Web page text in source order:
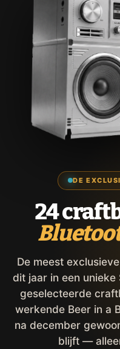
DE
24
De meest
dit jaar in een
geselecteerde
werkende Beer in a
na december
blijft —